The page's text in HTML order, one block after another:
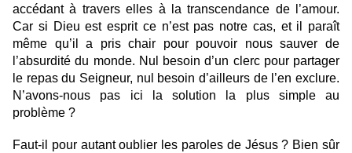
accédant à travers elles à la transcendance de l’amour.
Car si Dieu est esprit ce n’est pas notre cas, et il paraît
même qu’il a pris chair pour pouvoir nous sauver de
l’absurdité du monde. Nul besoin d’un clerc pour partager
le repas du Seigneur, nul besoin d’ailleurs de l’en exclure.
N’avons-nous pas ici la solution la plus simple au
problème ?
Faut-il pour autant oublier les paroles de Jésus ? Bien sûr